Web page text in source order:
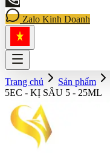
Zalo Kinh Doanh
Trang chủ Sản phẩm
5EC - KỊ SÂU 5 - 25ML